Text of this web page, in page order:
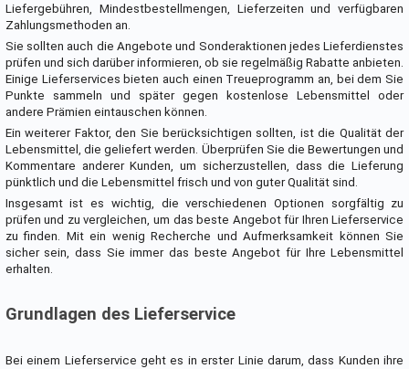
Liefergebühren, Mindestbestellmengen, Lieferzeiten und verfügbaren
Zahlungsmethoden an.
Sie sollten auch die Angebote und Sonderaktionen jedes Lieferdienstes
prüfen und sich darüber informieren, ob sie regelmäßig Rabatte anbieten.
Einige Lieferservices bieten auch einen Treueprogramm an, bei dem Sie
Punkte sammeln und später gegen kostenlose Lebensmittel oder
andere Prämien eintauschen können.
Ein weiterer Faktor, den Sie berücksichtigen sollten, ist die Qualität der
Lebensmittel, die geliefert werden. Überprüfen Sie die Bewertungen und
Kommentare anderer Kunden, um sicherzustellen, dass die Lieferung
pünktlich und die Lebensmittel frisch und von guter Qualität sind.
Insgesamt ist es wichtig, die verschiedenen Optionen sorgfältig zu
prüfen und zu vergleichen, um das beste Angebot für Ihren Lieferservice
zu finden. Mit ein wenig Recherche und Aufmerksamkeit können Sie
sicher sein, dass Sie immer das beste Angebot für Ihre Lebensmittel
erhalten.
Grundlagen des Lieferservice
Bei einem Lieferservice geht es in erster Linie darum, dass Kunden ihre